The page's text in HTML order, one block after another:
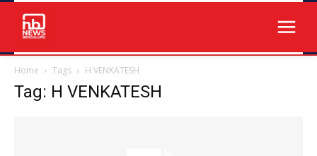
Home Tags H VENKATESH
Tag: H VENKATESH